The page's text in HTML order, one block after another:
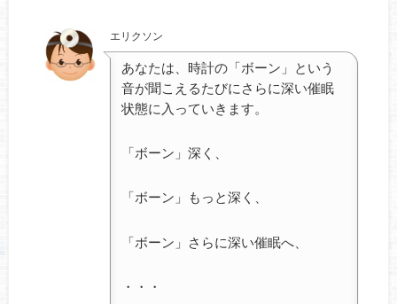
エリクソン
あなたは、時計の「ボーン」という
音が聞こえるたびにさらに深い催眠
状態に入っていきます。
「ボーン」深く、
「ボーン」もっと深く、
「ボーン」さらに深い催眠へ、
・・・